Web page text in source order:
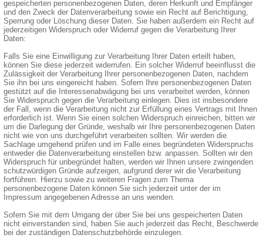
gespeicherten personenbezogenen Daten, deren Herkunft und Empfänger
und den Zweck der Datenverarbeitung sowie ein Recht auf Berichtigung,
Sperrung oder Löschung dieser Daten. Sie haben außerdem ein Recht auf
jederzeitigen Widerspruch oder Widerruf gegen die Verarbeitung Ihrer
Daten:
Falls Sie eine Einwilligung zur Verarbeitung Ihrer Daten erteilt haben,
können Sie diese jederzeit widerrufen. Ein solcher Widerruf beeinflusst die
Zulässigkeit der Verarbeitung Ihrer personenbezogenen Daten, nachdem
Sie ihn bei uns eingereicht haben. Sofern Ihre personenbezogenen Daten
gestützt auf die Interessenabwägung bei uns verarbeitet werden, können
Sie Widerspruch gegen die Verarbeitung einlegen. Dies ist insbesondere
der Fall, wenn die Verarbeitung nicht zur Erfüllung eines Vertrags mit Ihnen
erforderlich ist. Wenn Sie einen solchen Widerspruch einreichen, bitten wir
um die Darlegung der Gründe, weshalb wir Ihre personenbezogenen Daten
nicht wie von uns durchgeführt verarbeiten sollten. Wir werden die
Sachlage umgehend prüfen und im Falle eines begründeten Widerspruchs
entweder die Datenverarbeitung einstellen bzw. anpassen. Sollten wir den
Widerspruch für unbegründet halten, werden wir Ihnen unsere zwingenden
schutzwürdigen Gründe aufzeigen, aufgrund derer wir die Verarbeitung
fortführen. Hierzu sowie zu weiteren Fragen zum Thema
personenbezogene Daten können Sie sich jederzeit unter der im
Impressum angegebenen Adresse an uns wenden.
Sofern Sie mit dem Umgang der über Sie bei uns gespeicherten Daten
nicht einverstanden sind, haben Sie auch jederzeit das Recht, Beschwerde
bei der zuständigen Datenschutzbehörde einzulegen.